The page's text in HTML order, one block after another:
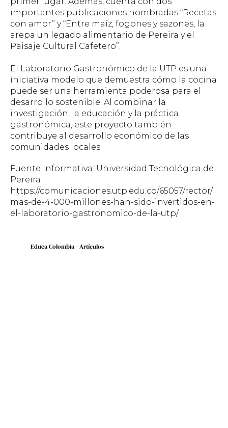
importantes publicaciones nombradas “Recetas
con amor” y “Entre maíz, fogones y sazones, la
arepa un legado alimentario de Pereira y el
Paisaje Cultural Cafetero”.
El Laboratorio Gastronómico de la UTP es una
iniciativa modelo que demuestra cómo la cocina
puede ser una herramienta poderosa para el
desarrollo sostenible. Al combinar la
investigación, la educación y la práctica
gastronómica, este proyecto también
contribuye al desarrollo económico de las
comunidades locales.
Fuente Informativa: Universidad Tecnológica de
Pereira
https://comunicaciones.utp.edu.co/65057/rector/
mas-de-4-000-millones-han-sido-invertidos-en-
el-laboratorio-gastronomico-de-la-utp/
Educa Colombia - Artículos